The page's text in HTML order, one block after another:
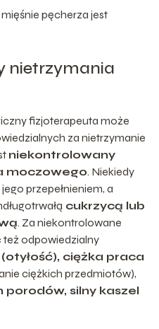
pęcherza jest
nietrzymania
fizjoterapeuta może
za nietrzymanie
niekontrolowany
moczowego. Niekiedy
przepełnieniem, a
cukrzycą lub
. Za niekontrolowane
odpowiedzialny
ciężka praca
ciężkich przedmiotów),
silny kaszel